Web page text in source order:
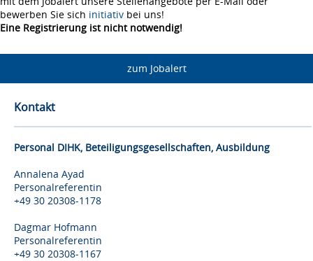
bewerben Sie sich initiativ bei uns!
Eine Registrierung ist nicht notwendig!
zum Jobalert
Kontakt
Personal DIHK, Beteiligungsgesellschaften, Ausbildung
Annalena Ayad
Personalreferentin
+49 30 20308-1178
Dagmar Hofmann
Personalreferentin
+49 30 20308-1167